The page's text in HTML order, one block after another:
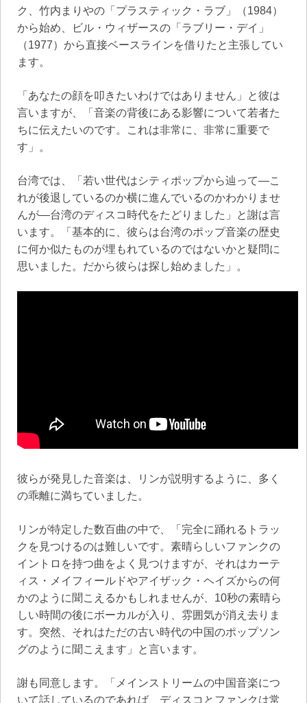
ク、竹内まりやの「プラスティック・ラブ」（1984）
から始め、ビル・ウィザースの「ラブリー・デイ」
（1977）から直接ベースラインを借りたと主張してい
ます。
「あなたの顔を叩きたいわけではありません」と彼は
言いますが、「音楽の背後にある影響について若者た
ちに伝えたいのです。これは非常に、非常に重要で
す」。
台湾では、「若い世代はシティポップから辿って—こ
れが後退しているのか横に進んでいるのかわかりませ
んが—台湾のディスコ時代をたどりました」と謝は言
います。「基本的に、彼らは台湾のポップ音楽の歴史
に何か似たものが埋もれているのではないかと疑問に
思いました。だから彼らは探し始めました」。
彼らが発見した音楽は、リンが説明するように、多く
の乖離に満ちていました。
リンが特定した数百曲の中で、「完全に踊れるトラッ
クを見つけるのは難しいです。素晴らしいファンクの
イントロを持つ曲をよく見つけますが、それはカーテ
ィス・メイフィールドやアイザック・ヘイズからの何
かのように聞こえるかもしれませんが、10秒の素晴ら
しい時間の後にボーカルが入り、雰囲気が消え去りま
す。突然、それはただの古い時代の中国のポップソン
グのように聞こえます」と言います。
謝も同意します。「メインストリームの中国音楽につ
いて話しているのであれば、ディスコとファンクは常